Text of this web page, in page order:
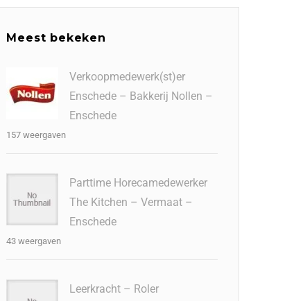
Meest bekeken
Verkoopmedewerk(st)er
Enschede – Bakkerij Nollen –
Enschede
157 weergaven
Parttime Horecamedewerker
The Kitchen – Vermaat –
Enschede
43 weergaven
Leerkracht – Roler